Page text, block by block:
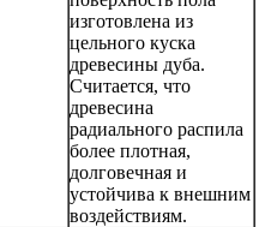
изготовлена из
цельного куска
древесины дуба.
Считается, что
древесина
радиального распила
более плотная,
долговечная и
устойчива к внешним
воздействиям.